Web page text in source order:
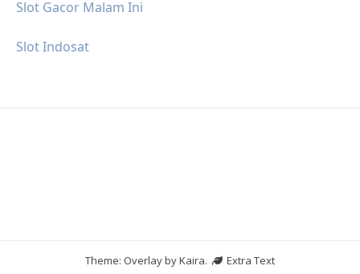
Slot Gacor Malam Ini
Slot Indosat
Theme: Overlay byKaira.
Extra Text